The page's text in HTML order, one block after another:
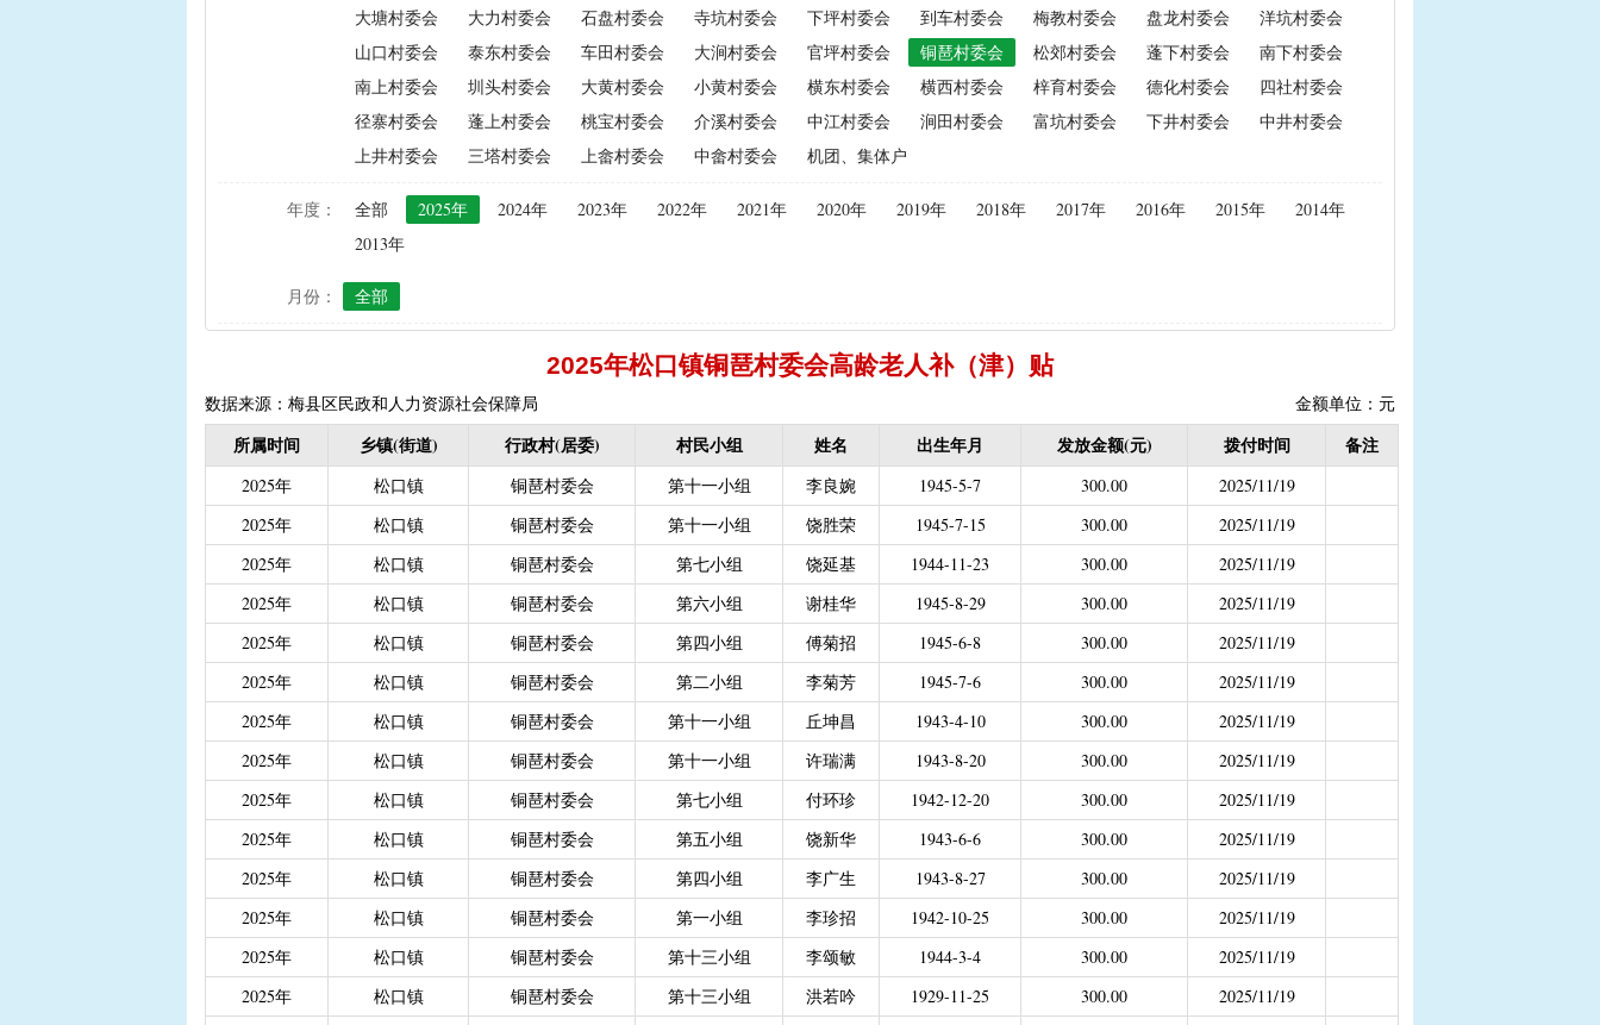
禁渔渔民生产生活补助 | 建档立卡贫困户 | 政策性家禽、生猪养殖保险保费补贴 | 农机购置补贴
耕地地力保护补贴
“两不具备”贫困村庄搬迁（已结束） | 生猪规模化养殖场无害化处理补助
省定贫困村创建社会主义新农村示范村建设项目计划表
农村部分计划生育家庭奖励
接生员和赤脚医生生活困难补助资金 | 城镇独生子女父母计划生育奖励（2013年至2020年按季度公开）
计划生育手术并发症人员特别扶助 | 村卫生站医生补贴资金 | 计划生育家庭特别扶助
计划生育家庭特别扶助（2013年至2020年按季度公开）
城镇独生子女父母计划生育奖励
普通高中建档立卡和非建档立卡免学杂费补助
| 高中残疾学生免学杂费补助（合并到“普通高中建档立卡和非建档立卡免学杂费补助”） | 中等职业学校学生免学费补助
建档立卡学生生活费（2016年至2021年，已结束） | 大中型水库移民后期扶持资金
| 城乡居民保险养老金 |
重度残疾人护理补贴（2013年至2016年，已移至民政局）
重度残疾人医疗保险
| 南粤扶残助学工程（高等教育阶段残疾学生补贴） | 低保残疾人生活津贴（2013年至2016年，已移至民政局）
| 重度残疾人、精神和智力残疾人缴纳城乡居民基本养老保险费 | 广东省贫困归侨扶贫救助专项补助
| 城乡居民医保大病保险 | 城乡居民医保零星报销 | 困难群众医疗救助
城乡居民医保大病保险（2021年4月之前社保局公开的数据） | 城乡居民医保零星报销（2021年4月之前社保局公开的数据）
省级生态公益林效益补偿专项资金
大塘村委会
大力村委会 石盘村委会 寺坑村委会 下坪村委会 到车村委会 梅教村委会 盘龙村委会
洋坑村委会
山口村委会
泰东村委会 车田村委会 大涧村委会 官坪村委会 铜琶村委会 松郊村委会 蓬下村委会
南下村委会
南上村委会
圳头村委会 大黄村委会 小黄村委会 横东村委会 横西村委会 梓育村委会 德化村委会
四社村委会
径寨村委会
蓬上村委会 桃宝村委会 介溪村委会 中江村委会 涧田村委会 富坑村委会 下井村委会
中井村委会
上井村委会
三塔村委会 上畲村委会 中畲村委会 机团、集体户
年度： 全部 2025年 2024年 2023年 2022年 2021年 2020年 2019年 2018年 2017年 2016年 2015年
2014年
2013年
月份： 全部
2025年松口镇铜琶村委会高龄老人补（津）贴
数据来源：梅县区民政和人力资源社会保障局 金额单位：元
所属时间 乡镇(街道) 行政村(居委) 村民小组 姓名 出生年月 发放金额(元) 拨付时间 备注
2025年 松口镇 铜琶村委会 第十一小组 李良婉 1945-5-7 300.00
2025/11/19
2025年
松口镇 铜琶村委会 第十一小组 饶胜荣 1945-7-15 300.00
2025/11/19
2025年
松口镇 铜琶村委会 第七小组 饶延基 1944-11-23 300.00
2025/11/19
2025年
松口镇 铜琶村委会 第六小组 谢桂华 1945-8-29 300.00
2025/11/19
2025年
松口镇 铜琶村委会 第四小组 傅菊招 1945-6-8 300.00
2025/11/19
2025年
松口镇 铜琶村委会 第二小组 李菊芳 1945-7-6 300.00
2025/11/19
2025年
松口镇 铜琶村委会 第十一小组 丘坤昌 1943-4-10 300.00
2025/11/19
2025年
松口镇 铜琶村委会 第十一小组 许瑞满 1943-8-20 300.00
2025/11/19
2025年
松口镇 铜琶村委会 第七小组 付环珍 1942-12-20 300.00
2025/11/19
2025年
松口镇 铜琶村委会 第五小组 饶新华 1943-6-6 300.00
2025/11/19
2025年
松口镇 铜琶村委会 第四小组 李广生 1943-8-27 300.00
2025/11/19
2025年
松口镇 铜琶村委会 第一小组 李珍招 1942-10-25 300.00
2025/11/19
2025年
松口镇 铜琶村委会 第十三小组 李颂敏 1944-3-4 300.00
2025/11/19
2025年
松口镇 铜琶村委会 第十三小组 洪若吟 1929-11-25 300.00
2025/11/19